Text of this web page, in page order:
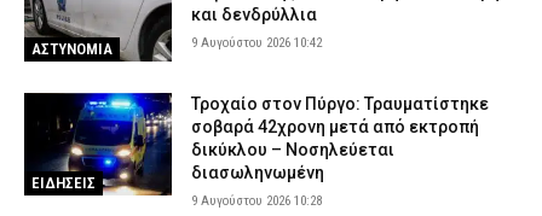
ΑΣΤΥΝΟΜΙΑ
και δενδρύλλια
9 Αυγούστου 2026 10:42
ΕΙΔΗΣΕΙΣ
Τροχαίο στον Πύργο: Τραυματίστηκε
σοβαρά 42χρονη μετά από εκτροπή
δικύκλου – Νοσηλεύεται
διασωληνωμένη
9 Αυγούστου 2026 10:28